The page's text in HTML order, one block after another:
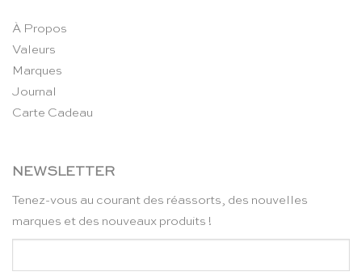
À Propos
Valeurs
Marques
Journal
Carte Cadeau
NEWSLETTER
Tenez-vous au courant des réassorts, des nouvelles
marques et des nouveaux produits !